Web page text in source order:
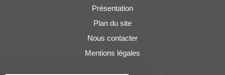
Présentation
Plan du site
Nous contacter
Mentions légales